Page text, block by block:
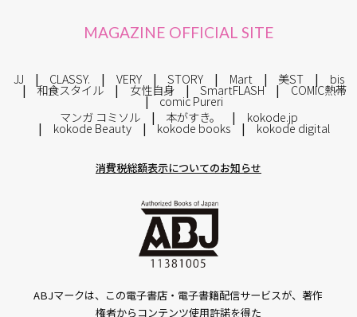
MAGAZINE OFFICIAL SITE
JJ CLASSY. VERY STORY Mart 美ST bis
和食スタイル 女性自身 SmartFLASH COMIC熱帯
comic Pureri
マンガ コミソル
本がすき。 kokode.jp
kokode Beauty kokode books kokode digital
消費税総額表示についてのお知らせ
ABJマークは、この電子書店・電子書籍配信サービスが、著作
権者からコンテンツ使用許諾を得た